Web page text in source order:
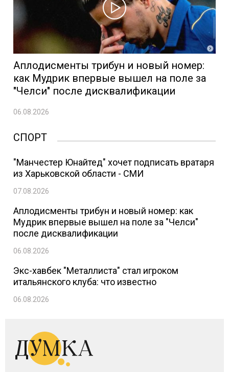
Аплодисменты трибун и новый номер:
как Мудрик впервые вышел на поле за
"Челси" после дисквалификации
06.08.2026
СПОРТ
"Манчестер Юнайтед" хочет подписать вратаря
из Харьковской области - СМИ
07.08.2026
Аплодисменты трибун и новый номер: как
Мудрик впервые вышел на поле за "Челси"
после дисквалификации
06.08.2026
Экс-хавбек "Металлиста" стал игроком
итальянского клуба: что известно
06.08.2026